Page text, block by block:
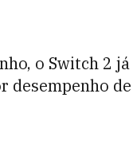
o Switch 2
desempenho